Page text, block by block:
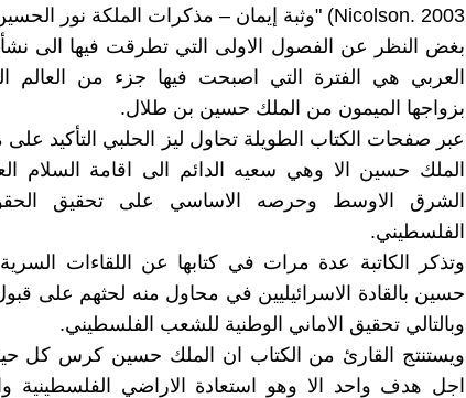
Nicolson. 2003) "وثبة إيمان – مذكرات الملكة نور الحسين".
بغض النظر عن الفصول الاولى التي تطرقت فيها الى
العربي هي الفترة التي اصبحت فيها جزء من العالم
بزواجها الميمون من الملك حسين بن طلال.
عبر صفحات الكتاب الطويلة تحاول ليز الحلبي التأكيد
الملك حسين الا وهي سعيه الدائم الى اقامة السلام
الشرق الاوسط وحرصه الاساسي على تحقيق
الفلسطيني.
وتذكر الكاتبة عدة مرات في كتابها عن اللقاءات
حسين بالقادة الاسرائيليين في محاول منه لحثهم على
وبالتالي تحقيق الاماني الوطنية للشعب الفلسطيني.
ويستنتج القارئ من الكتاب ان الملك حسين كرس كل
اجل هدف واحد الا وهو استعادة الاراضي الفلسطينية